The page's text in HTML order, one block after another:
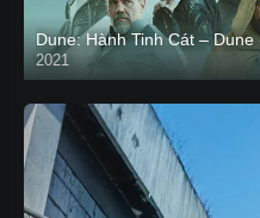
Dune: Hành Tinh Cát – Dune
2021
HD VIETSUB